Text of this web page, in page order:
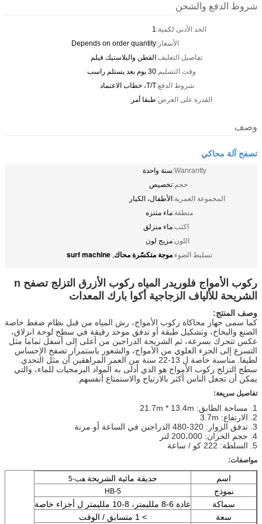
شروط الدفع والشحن
الحد الأدنى لكمية:1
الأسعار:Depends on order quantity
تفاصيل التغليف:القطن والبلاستيك فيلم
وقت التسليم:30 يوم بعد يستلم راسب
شروط الدفع:T/T، خطاب الاعتماد
القدرة على العرض:طبقا أمر
وصف
تصفح آلة محاكي
Wanrantty: سنة واحدة
حجم:تخصيص
المجموعة العمرية:الأطفال، الكبار
منطقة:ماء متنزه
اكتب:ماء منزلق
اللون:مزيج لون
تسليط الضوء:موجة متكسّرة محاك,
surf machine
ركوب الأمواج فلوريدر المياه ركوب الأزرق التزلج تصفح n
الشريحة للألياف الزجاجية أكوا بارك المعدات
وصف المنتج:
كما سمى جهاز محاكاة ركوب الأمواج، رش المياه من قبل نظام ضغط خاصة
الصنع والبخاخ، وتشكيل طبقة أو تدفق موحد رقيقة في سطح لوحة انزلاق،
عكس تتحرك بسرعة، ثم الشريحة الدراجين من أعلى إلى أسفل تماما مثل
التسرع إلى الجزء العلوي من الأمواج، والشعور باستمرار تصفح الإحساس
لطيفا. مناسبة خاصة ل 13-22 سنة من العمر المراهقين أن مثل التحدي.
سطح التزلج ركوب الأمواج هو الذي أدلى به المواد البرمجيات للماء، والتي
يمكن أن تجعل الناس أكثر بالارتياح والاستمتاع أنفسهم.
تفاصيل سريعة:
1. مساحة الطابق: 21.7m * 13.4m
2. الارتفاع: 3.7m
3. تدفق الزوار: 320-480 الدراجين في الساعة أو مرنة
4. حجم الخزان: 200،000 لتر
5. السلطة: 222 كو / ساعة
مواصفات:
اسم حديقة مائية الشريحة هب-5
نموذج HB-5
سماكة
عادة 6-8 ملليمتر، 8-10 ملليمتر ل أجزاء خاصة
سعة
> 1 متسابق / الوقت